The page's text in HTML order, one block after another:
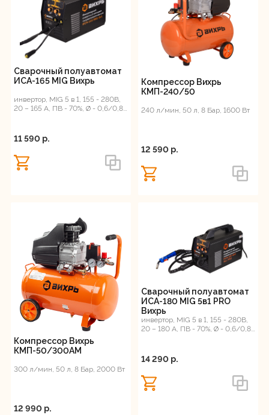
Сварочный полуавтомат
ИСА-165 MIG Вихрь
инвертор, MIG 5 в 1, 155 - 280В,
20 – 165 А, ПВ - 70%, Ø - 0,6/0,8
11 590 p.
Компрессор Вихрь
КМП-240/50
240 л/мин, 50 л, 8 Бар, 1600 Вт
12 590 p.
Компрессор Вихрь
КМП-50/300АМ
300 л/мин, 50 л, 8 Бар, 2000 Вт
12 990 p.
Сварочный полуавтомат
ИСА-180 MIG 5в1 PRO
Вихрь
инвертор, MIG 5 в 1, 155 - 280В,
20 – 180 А, ПВ - 70%, Ø - 0,6/0,8
14 290 p.